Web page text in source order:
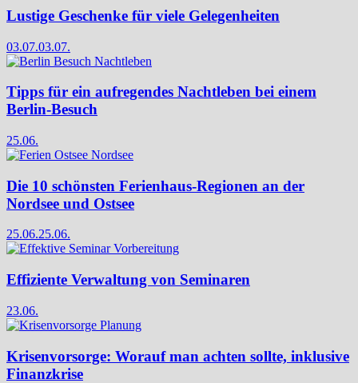
Lustige Geschenke für viele Gelegenheiten
03.07.03.07.
Tipps für ein aufregendes Nachtleben bei einem
Berlin-Besuch
25.06.
Die 10 schönsten Ferienhaus-Regionen an der
Nordsee und Ostsee
25.06.25.06.
Effiziente Verwaltung von Seminaren
23.06.
Krisenvorsorge: Worauf man achten sollte, inklusive
Finanzkrise